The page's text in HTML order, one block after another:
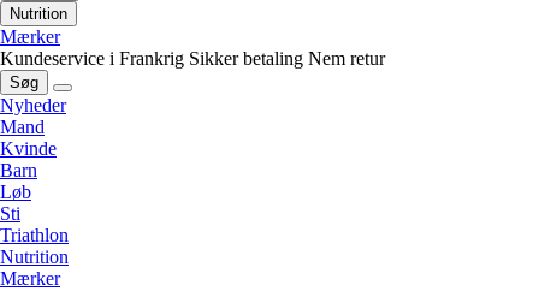
Nutrition
Mærker
Kundeservice i Frankrig Sikker betaling Nem retur
Søg
Nyheder
Mand
Kvinde
Barn
Løb
Sti
Triathlon
Nutrition
Mærker